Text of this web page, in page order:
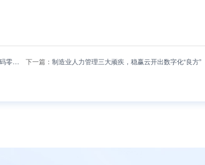
零售 下一篇：制造业人力管理三大顽疾，稳赢云开出数字化“良方”